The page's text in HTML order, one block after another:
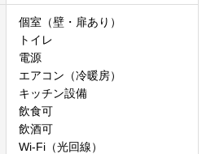
個室（壁・扉あり）
トイレ
電源
エアコン（冷暖房）
キッチン設備
飲食可
飲酒可
Wi-Fi（光回線）